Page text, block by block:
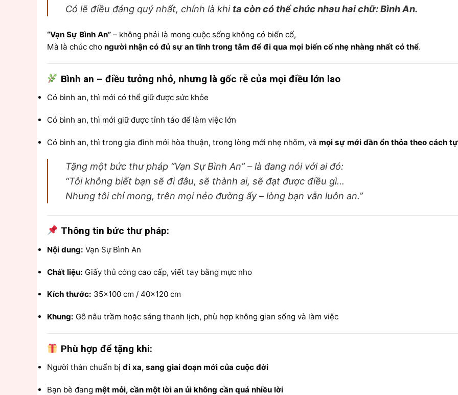
Có lẽ điều đáng quý nhất, chính là khi ta còn có thể chúc nhau hai chữ: Bình An.
“Vạn Sự Bình An” – không phải là mong cuộc sống không có biến cố,
Mà là chúc cho người nhận có đủ sự an tĩnh trong tâm để đi qua mọi biến cố nhẹ nhàng nhất có thể.
Bình an – điều tưởng nhỏ, nhưng là gốc rễ của mọi điều lớn lao
Có bình an, thì mới có thể giữ được sức khỏe
Có bình an, thì mới giữ được tỉnh táo để làm việc lớn
Có bình an, thì trong gia đình mới hòa thuận, trong lòng mới nhẹ nhõm, và mọi sự mới dần ổn thỏa theo cách
Tặng một bức thư pháp “Vạn Sự Bình An” – là đang nói với ai đó:
“Tôi không biết bạn sẽ đi đâu, sẽ thành ai, sẽ đạt được điều gì…
Nhưng tôi chỉ mong, trên mọi nẻo đường ấy – lòng bạn vẫn luôn an.”
Thông tin bức thư pháp:
Nội dung: Vạn Sự Bình An
Chất liệu: Giấy thủ công cao cấp, viết tay bằng mực nho
Kích thước: 35×100 cm / 40×120 cm
Khung: Gỗ nâu trầm hoặc sáng thanh lịch, phù hợp không gian sống và làm việc
Phù hợp để tặng khi:
Người thân chuẩn bị đi xa, sang giai đoạn mới của cuộc đời
Bạn bè đang mệt mỏi, cần một lời an ủi không cần quá nhiều lời